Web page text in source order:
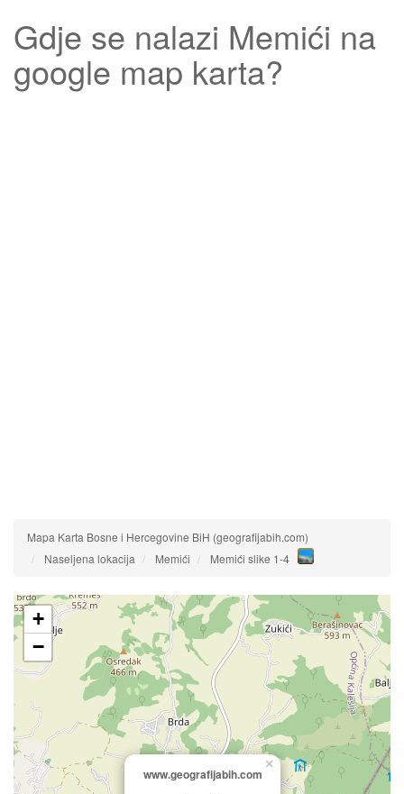
Gdje se nalazi Memići na
google map karta?
Mapa Karta Bosne i Hercegovine BiH (geografijabih.com)
Naseljena lokacija
Memići Memići slike 1-4
www.geografijabih.com
×
+
−